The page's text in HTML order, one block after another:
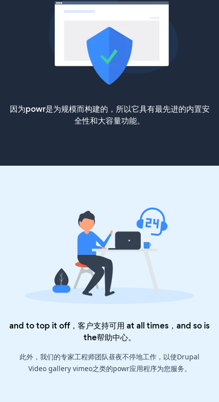
因为powr是为规模而构建的，所以它具有最先进的内置安
全性和大容量功能。
and to top it off，客户支持可用 at all times，and so is
the帮助中心。
此外，我们的专家工程师团队昼夜不停地工作，以使Drupal
Video gallery vimeo之类的powr应用程序为您服务。